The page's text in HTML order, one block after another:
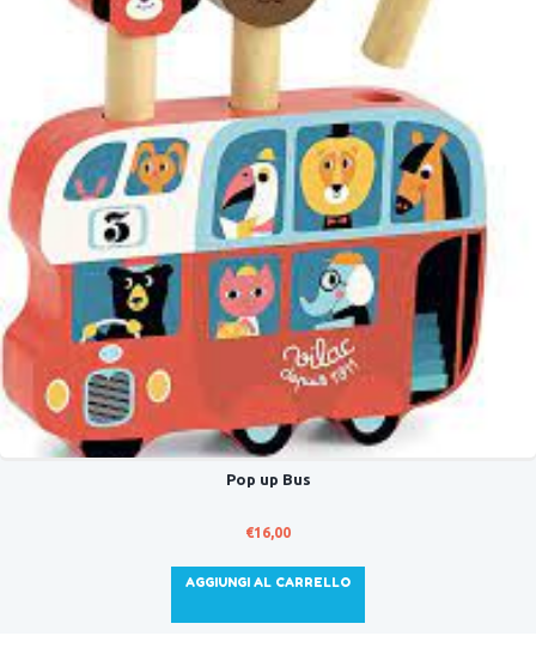
Pop up Bus
€16,00
AGGIUNGI AL CARRELLO